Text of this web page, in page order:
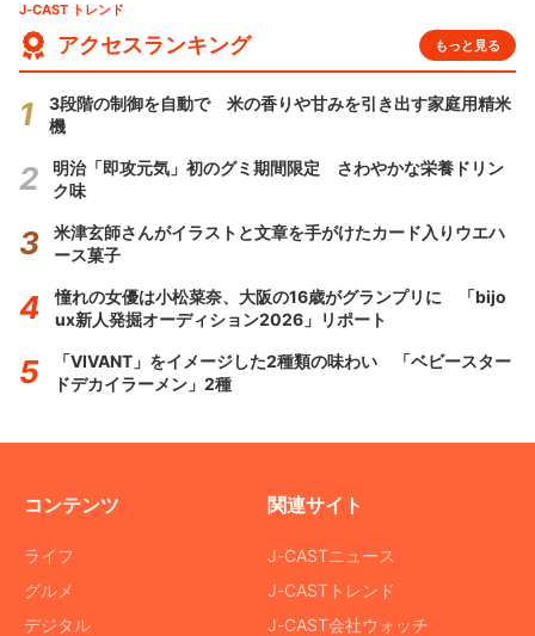
J-CAST トレンド
アクセスランキング もっと見る
3段階の制御を自動で 米の香りや甘みを引き出す家庭用精米
機
明治「即攻元気」初のグミ期間限定 さわやかな栄養ドリン
ク味
米津玄師さんがイラストと文章を手がけたカード入りウエハ
ース菓子
憧れの女優は小松菜奈、大阪の16歳がグランプリに 「bijo
ux新人発掘オーディション2026」リポート
「VIVANT」をイメージした2種類の味わい 「ベビースター
ドデカイラーメン」2種
コンテンツ
ライフ
グルメ
デジタル
関連サイト
J-CASTニュース
J-CASTトレンド
J-CAST会社ウォッチ